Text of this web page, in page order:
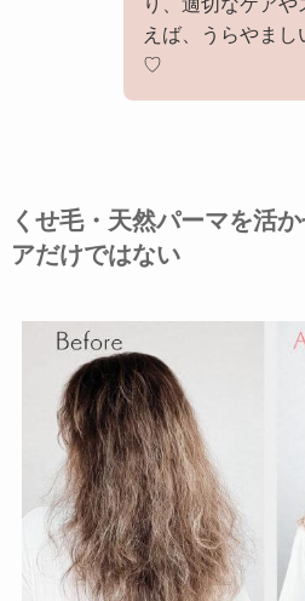
えば、うらやま
♡
くせ毛・天然パーマを活
アだけではない